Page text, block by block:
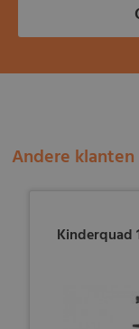
Andere
Kinderquad